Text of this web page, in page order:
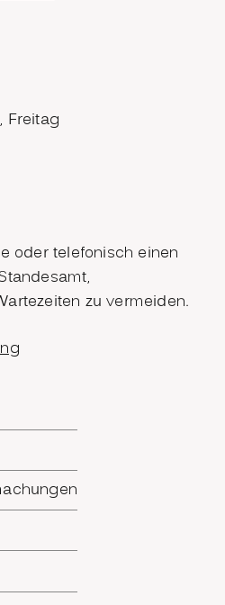
Freitag
oder telefonisch einen
zu vermeiden.